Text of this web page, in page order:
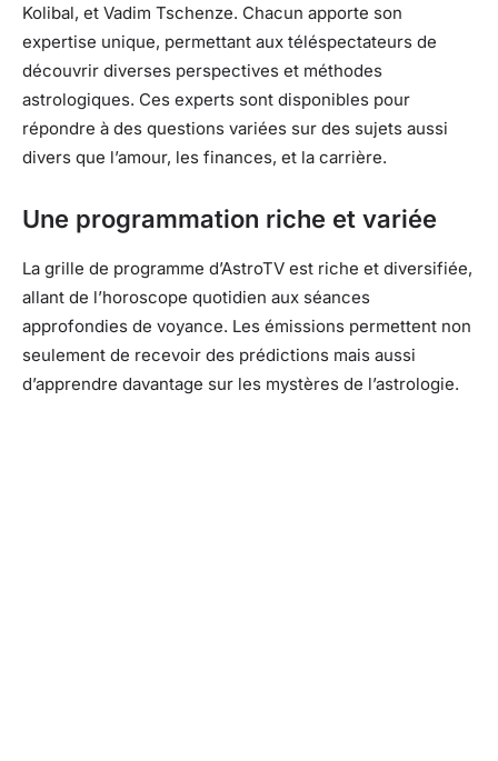
Kolibal, et Vadim Tschenze. Chacun apporte son
expertise unique, permettant aux téléspectateurs de
découvrir diverses perspectives et méthodes
astrologiques. Ces experts sont disponibles pour
répondre à des questions variées sur des sujets aussi
divers que l’amour, les finances, et la carrière.
Une programmation riche et variée
La grille de programme d’AstroTV est riche et diversifiée,
allant de l’horoscope quotidien aux séances
approfondies de voyance. Les émissions permettent non
seulement de recevoir des prédictions mais aussi
d’apprendre davantage sur les mystères de l’astrologie.